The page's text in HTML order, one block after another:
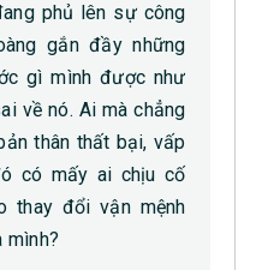
phủ lên sự công
gắn đầy những
gì mình được như
về nó. Ai mà chẳng
thân thất bại, vấp
có mấy ai chịu cố
thay đổi vận mệnh
mình?